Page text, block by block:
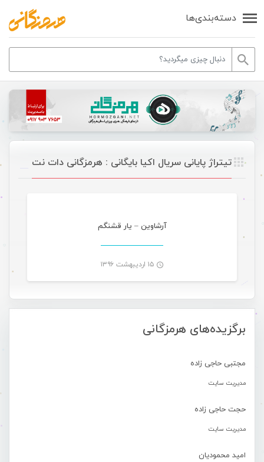
دسته‌بندی‌ها
برگزیده‌های هرمزگانی
مجتبی حاجی زاده
مدیریت سایت
حجت حاجی زاده
مدیریت سایت
امید محمودیان
تیتراژ پایانی سریال اکیا بایگانی : هرمزگانی دات نت
آرشاوین – یار قشنگم
۱۵ اردیبهشت ۱۳۹۶